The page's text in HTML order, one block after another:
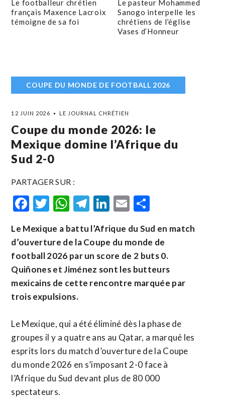
Le footballeur chrétien
français Maxence Lacroix
témoigne de sa foi
Le pasteur Mohammed
Sanogo interpelle les
chrétiens de l’église
Vases d’Honneur
COUPE DU MONDE DE FOOTBALL 2026
12 JUIN 2026 LE JOURNAL CHRÉTIEN
Coupe du monde 2026: le
Mexique domine l’Afrique du
Sud 2-0
PARTAGER SUR :
Facebook
Twitter
WhatsApp
Telegram
LinkedIn
Email
Le Mexique a battu l’Afrique du Sud en match
d’ouverture de la Coupe du monde de
football 2026 par un score de 2 buts 0.
Quiñones et Jiménez sont les butteurs
mexicains de cette rencontre marquée par
trois expulsions.
Le Mexique, qui a été éliminé dès la phase de
groupes il y a quatre ans au Qatar, a marqué les
esprits lors du match d’ouverture de la Coupe
du monde 2026 en s’imposant 2-0 face à
l’Afrique du Sud devant plus de 80 000
spectateurs.